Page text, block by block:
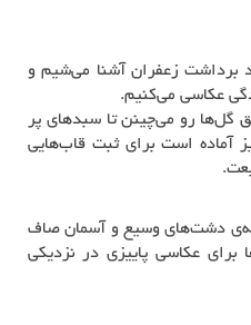
برداشت زعفران آشنا می‌شیم و
عکاسی می‌کنیم.
گل‌ها رو می‌چینن تا سبدهای پر
آماده است برای ثبت قاب‌هایی
دشت‌های وسیع و آسمان صاف
برای عکاسی پاییزی در نزدیکی